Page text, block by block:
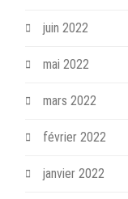
juin 2022
mai 2022
mars 2022
février 2022
janvier 2022